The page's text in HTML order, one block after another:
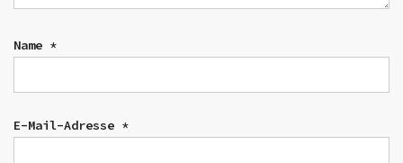
Name *
E-Mail-Adresse *